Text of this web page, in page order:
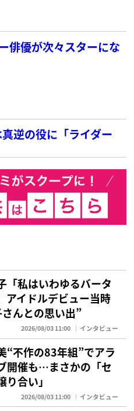
俳優が次々スターにな
逆の役に「ライダー
「私はいわゆるバータ
アイドルデビュー当時
んとの思い出”
2026/08/03 11:00 インタビュー
“不作の83年組”でアラ
開催も…まさかの「セ
り合い」
2026/08/03 11:00 インタビュー